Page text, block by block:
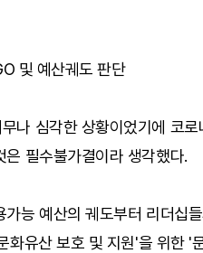
및 예산궤도 판단
나 심각한 상황이었기에 코
은 필수불가결이라 생각했다.
가능 예산의 궤도부터 리더십
화유산 보호 및 지원'을 위한 '